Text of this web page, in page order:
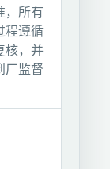
，所有
程遵循
核，并
厂监督